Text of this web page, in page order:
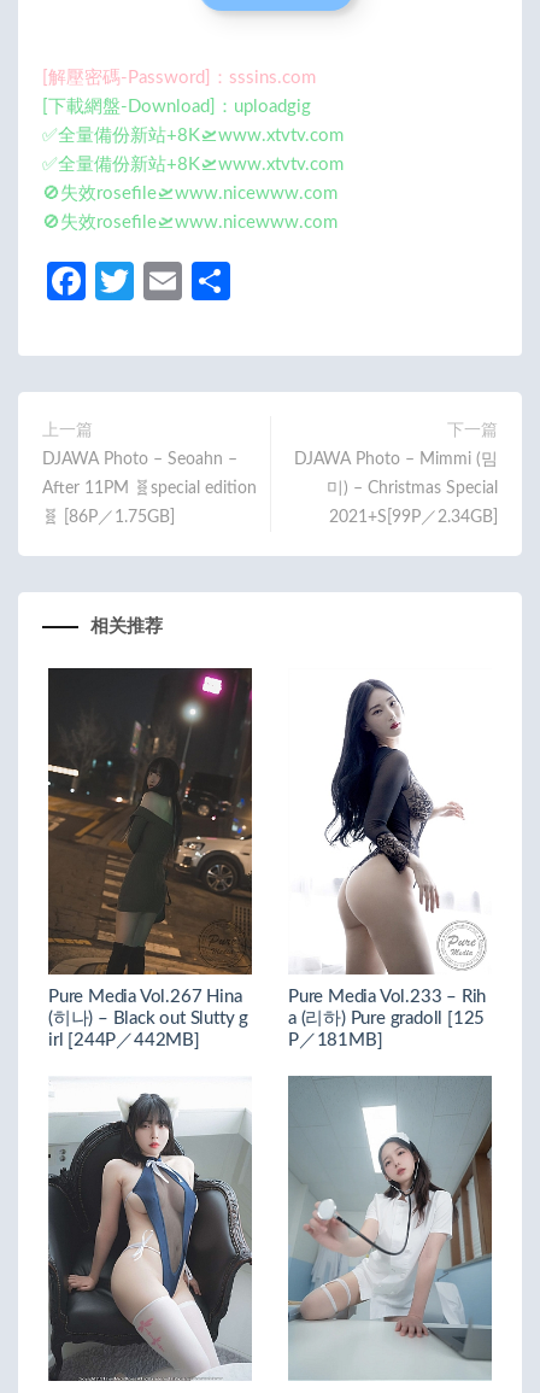
[解壓密碼-Password]：sssins.com
[下載網盤-Download]：uploadgig
✅全量備份新站+8K🛫www.xtvtv.com
✅全量備份新站+8K🛫www.xtvtv.com
🚫失效rosefile🛫www.nicewww.com
🚫失效rosefile🛫www.nicewww.com
Fa
b
o
o
k
T
itt
er
E
ail
上一篇
DJAWA Photo – Seoahn –
After 11PM 🧬special edition
🧬 [86P／1.75GB]
下一篇
DJAWA Photo – Mimmi (밈
미) – Christmas Special
2021+S[99P／2.34GB]
相关推荐
Pure Media Vol.267 Hina
(히나) – Black out Slutty g
irl [244P／442MB]
Pure Media Vol.233 – Rih
a (리하) Pure gradoll [125
P／181MB]